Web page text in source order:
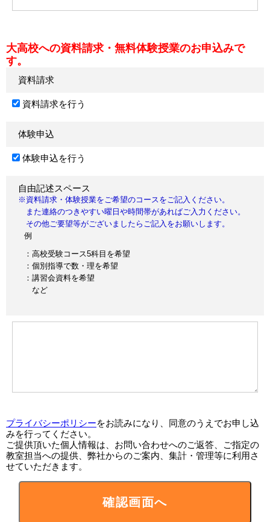
大高校への資料請求・無料体験授業のお申込みで
す。
資料請求
資料請求を行う
体験申込
体験申込を行う
自由記述スペース
※資料請求・体験授業をご希望のコースをご記入ください。
また連絡のつきやすい曜日や時間帯があればご入力ください。
その他ご要望等がございましたらご記入をお願いします。
例
：高校受験コース5科目を希望
：個別指導で数・理を希望
：講習会資料を希望
など
プライバシーポリシーをお読みになり、同意のうえでお申し込
みを行ってください。
ご提供頂いた個人情報は、お問い合わせへのご返答、ご指定の
教室担当への提供、弊社からのご案内、集計・管理等に利用さ
せていただきます。